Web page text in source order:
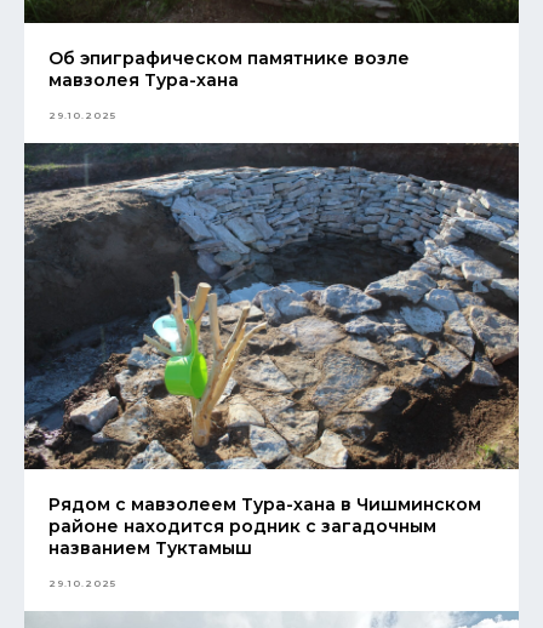
Об эпиграфическом памятнике возле
мавзолея Тура-хана
29.10.2025
Рядом с мавзолеем Тура-хана в Чишминском
районе находится родник с загадочным
названием Туктамыш
29.10.2025